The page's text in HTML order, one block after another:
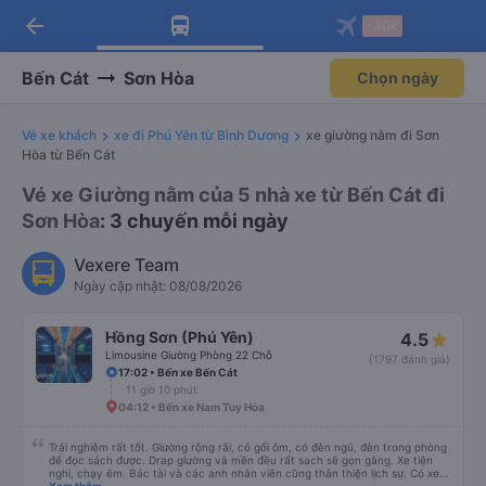
Tải app Vexere ngay!
Nhận ưu đãi thành viên độc
Mở app
Tải app Vexere
-30k/ghế khi đặt vé máy bay qua
Mở app
arrow_back
Bến Cát Sơn Hòa Chọn ngày
Vé xe khách xe đi Phú Yên từ Bình Dương
xe giường nằm đi Sơn
Hòa từ Bến Cát
Vé xe Giường nằm của 5 nhà xe từ Bến Cát đi
Sơn Hòa: 3 chuyến mỗi ngày
Vexere Team
Ngày cập nhật: 08/08/2026
Hồng Sơn (Phú Yên)
Limousine Giường Phòng 22 Chỗ
4.5
(1797 đánh giá)
17:02 • Bến xe Bến Cát
11 giờ 10 phút
04:12 • Bến xe Nam Tuy Hòa
Trải nghiệm rất tốt. Giường rộng rãi, có gối ôm, có đèn ngủ, đèn trong phòng
để đọc sách được. Drap giường và mền đều rất sạch sẽ gọn gàng. Xe tiện
nghi, chạy êm. Bác tài và các anh nhân viên cũng thân thiện lịch sự. Có xe